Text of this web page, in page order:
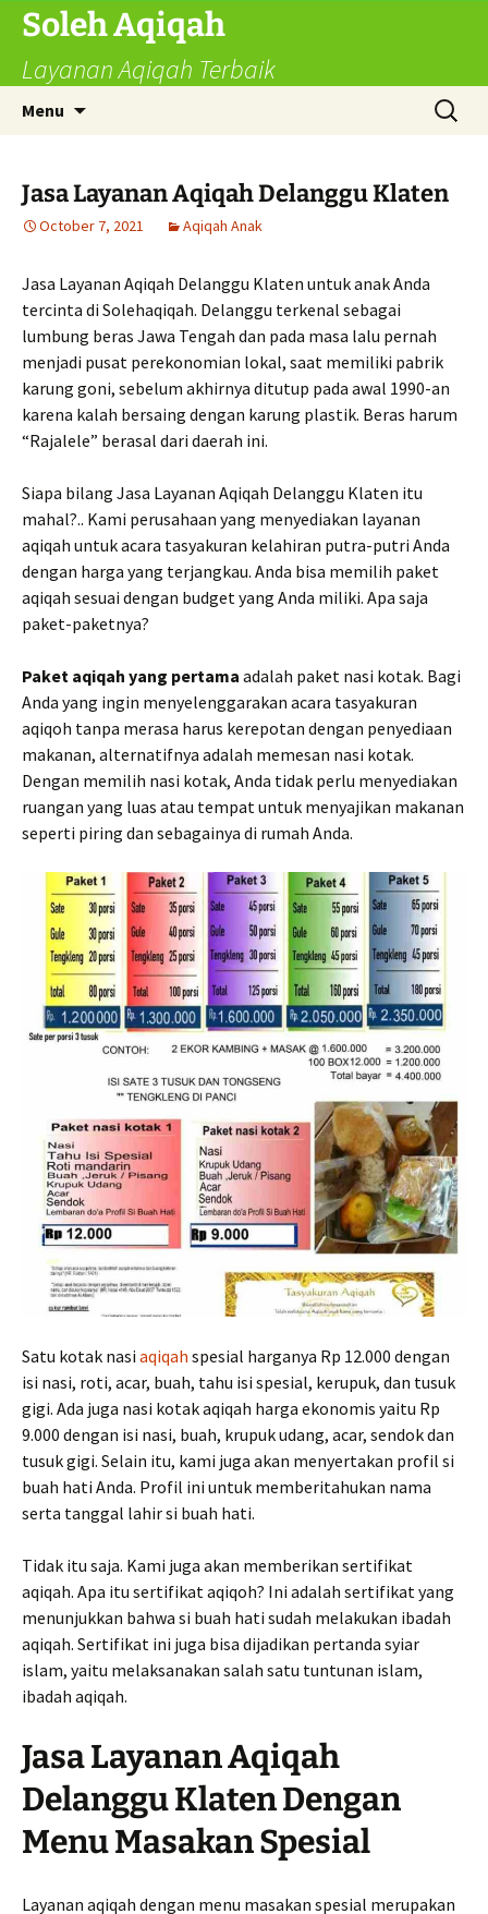
Skip
content
Soleh Aqiqah
Layanan Aqiqah Terbaik
Menu
Search
for:
Jasa Layanan Aqiqah Delanggu Klaten
October 7, 2021 Aqiqah Anak
Jasa Layanan Aqiqah Delanggu Klaten untuk anak Anda
tercinta di Solehaqiqah. Delanggu terkenal sebagai
lumbung beras Jawa Tengah dan pada masa lalu pernah
menjadi pusat perekonomian lokal, saat memiliki pabrik
karung goni, sebelum akhirnya ditutup pada awal 1990-an
karena kalah bersaing dengan karung plastik. Beras harum
“Rajalele” berasal dari daerah ini.
Siapa bilang Jasa Layanan Aqiqah Delanggu Klaten itu
mahal?.. Kami perusahaan yang menyediakan layanan
aqiqah untuk acara tasyakuran kelahiran putra-putri Anda
dengan harga yang terjangkau. Anda bisa memilih paket
aqiqah sesuai dengan budget yang Anda miliki. Apa saja
paket-paketnya?
Paket aqiqah yang pertama adalah paket nasi kotak. Bagi
Anda yang ingin menyelenggarakan acara tasyakuran
aqiqoh tanpa merasa harus kerepotan dengan penyediaan
makanan, alternatifnya adalah memesan nasi kotak.
Dengan memilih nasi kotak, Anda tidak perlu menyediakan
ruangan yang luas atau tempat untuk menyajikan makanan
seperti piring dan sebagainya di rumah Anda.
Satu kotak nasi aqiqah spesial harganya Rp 12.000 dengan
isi nasi, roti, acar, buah, tahu isi spesial, kerupuk, dan tusuk
gigi. Ada juga nasi kotak aqiqah harga ekonomis yaitu Rp
9.000 dengan isi nasi, buah, krupuk udang, acar, sendok dan
tusuk gigi. Selain itu, kami juga akan menyertakan profil si
buah hati Anda. Profil ini untuk memberitahukan nama
serta tanggal lahir si buah hati.
Tidak itu saja. Kami juga akan memberikan sertifikat
aqiqah. Apa itu sertifikat aqiqoh? Ini adalah sertifikat yang
menunjukkan bahwa si buah hati sudah melakukan ibadah
aqiqah. Sertifikat ini juga bisa dijadikan pertanda syiar
islam, yaitu melaksanakan salah satu tuntunan islam,
ibadah aqiqah.
Jasa Layanan Aqiqah
Delanggu Klaten Dengan
Menu Masakan Spesial
Layanan aqiqah dengan menu masakan spesial merupakan